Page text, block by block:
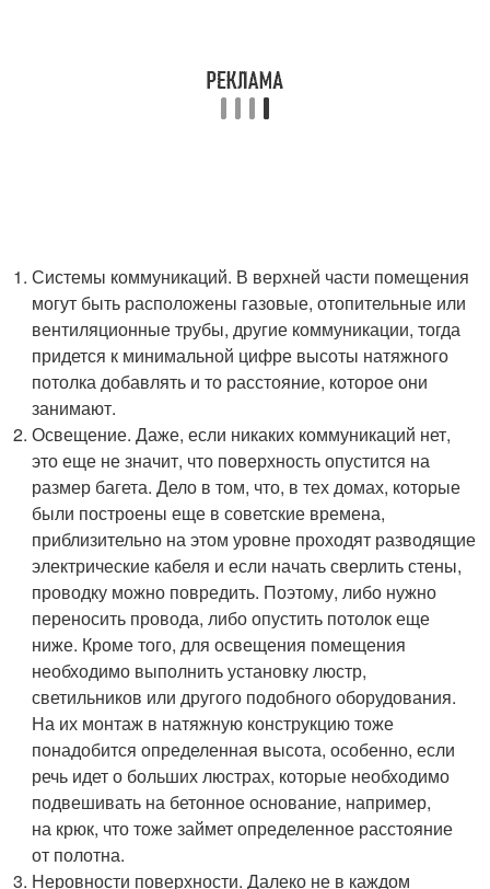
Системы коммуникаций. В верхней части помещения
могут быть расположены газовые, отопительные или
вентиляционные трубы, другие коммуникации, тогда
придется к минимальной цифре высоты натяжного
потолка добавлять и то расстояние, которое они
занимают.
Освещение. Даже, если никаких коммуникаций нет,
это еще не значит, что поверхность опустится на
размер багета. Дело в том, что, в тех домах, которые
были построены еще в советские времена,
приблизительно на этом уровне проходят разводящие
электрические кабеля и если начать сверлить стены,
проводку можно повредить. Поэтому, либо нужно
переносить провода, либо опустить потолок еще
ниже. Кроме того, для освещения помещения
необходимо выполнить установку люстр,
светильников или другого подобного оборудования.
На их монтаж в натяжную конструкцию тоже
понадобится определенная высота, особенно, если
речь идет о больших люстрах, которые необходимо
подвешивать на бетонное основание, например,
на крюк, что тоже займет определенное расстояние
от полотна.
Неровности поверхности. Далеко не в каждом